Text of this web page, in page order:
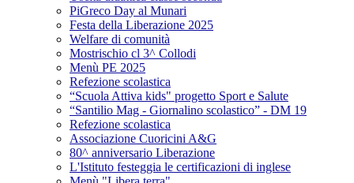
PiGreco Day al Munari
Festa della Liberazione 2025
Welfare di comunità
Mostrischio cl 3^ Collodi
Menù PE 2025
Refezione scolastica
“Scuola Attiva kids" progetto Sport e Salute
“Santilio Mag - Giornalino scolastico” - DM 19
Refezione scolastica
Associazione Cuoricini A&G
80^ anniversario Liberazione
L'Istituto festeggia le certificazioni di inglese